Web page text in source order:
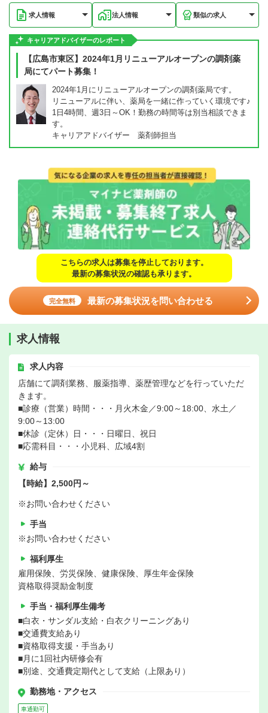
求人情報 法人情報 類似の求人
キャリアアドバイザーのレポート
【広島市東区】2024年1月リニューアルオープンの調剤薬
局にてパート募集！
2024年1月にリニューアルオープンの調剤薬局です。
リニューアルに伴い、薬局を一緒に作っていく環境です♪
1日4時間、週3日～OK！勤務の時間等は別当相談できま
す。
キャリアアドバイザー 薬剤師担当
こちらの求人は募集を停止しております。
最新の募集状況の確認も承ります。
完全無料 最新の募集状況を問い合わせる
求人情報
求人内容
店舗にて調剤業務、服薬指導、薬歴管理などを行っていただ
きます。
■診療（営業）時間・・・月火木金／9:00～18:00、水土／
9:00～13:00
■休診（定休）日・・・日曜日、祝日
■応需科目・・・小児科、広域4割
給与
【時給】2,500円～
※お問い合わせください
手当
※お問い合わせください
福利厚生
雇用保険、労災保険、健康保険、厚生年金保険
資格取得奨励金制度
手当・福利厚生備考
■白衣・サンダル支給・白衣クリーニングあり
■交通費支給あり
■資格取得支援・手当あり
■月に1回社内研修会有
■別途、交通費定期代として支給（上限あり）
勤務地・アクセス
車通勤可